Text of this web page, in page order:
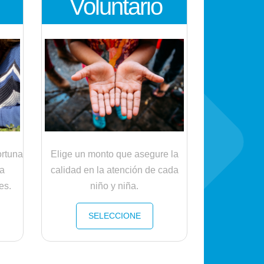
Voluntario
Elige un monto que asegure la
calidad en la atención de cada
niño y niña.
SELECCIONE